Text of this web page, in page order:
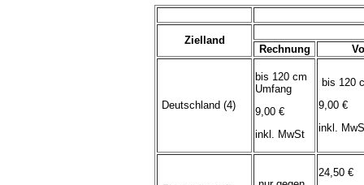
Zielland
Rechnung
Deutschland (4)
bis 120 cm
Umfang
9,00 €
inkl. MwSt
bis 120
9,00 €
inkl.
24,50 €